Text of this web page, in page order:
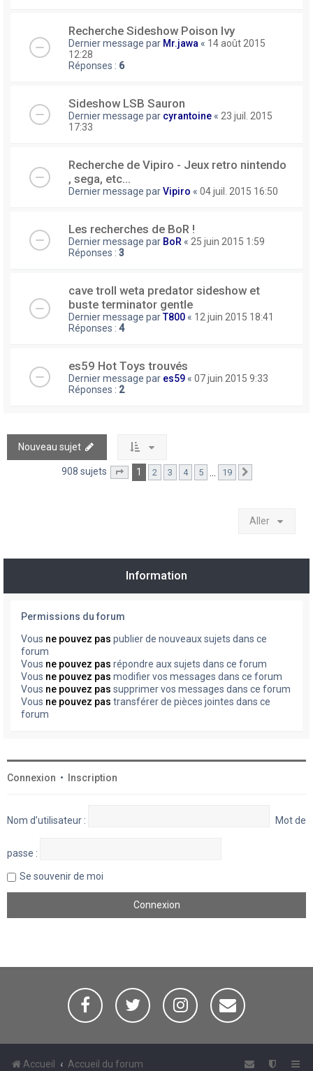
Recherche Sideshow Poison Ivy
Dernier message par Mr.jawa « 14 août 2015
12:28
Réponses : 6
Sideshow LSB Sauron
Dernier message par cyrantoine « 23 juil. 2015
17:33
Recherche de Vipiro - Jeux retro nintendo
, sega, etc...
Dernier message parVipiro « 04 juil. 2015 16:50
Les recherches de BoR !
Dernier message par BoR « 25 juin 2015 1:59
Réponses : 3
cave troll weta predator sideshow et
buste terminator gentle
Dernier message parT800 « 12 juin 2015 18:41
Réponses : 4
es59 Hot Toys trouvés
Dernier message par es59 « 07 juin 2015 9:33
Réponses : 2
Nouveau sujet
908 sujets Page sur19
1 2 3 4 5 19
Aller
Information
Permissions du forum
Vous ne pouvez pas publier de nouveaux sujets dans ce
forum
Vous ne pouvez pas répondre aux sujets dans ce forum
Vous ne pouvez pas modifier vos messages dans ce forum
Vous ne pouvez pas supprimer vos messages dans ce forum
Vous ne pouvez pas transférer de pièces jointes dans ce
forum
Connexion • Inscription
Nom d’utilisateur : Mot de
passe :
Se souvenir de moi
Accueil Accueil du forum